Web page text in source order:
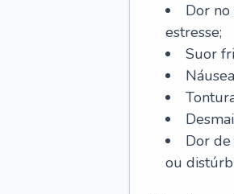
Dor
estresse;
Suor
Dor de
ou